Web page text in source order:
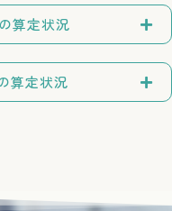
算定状況
算定状況